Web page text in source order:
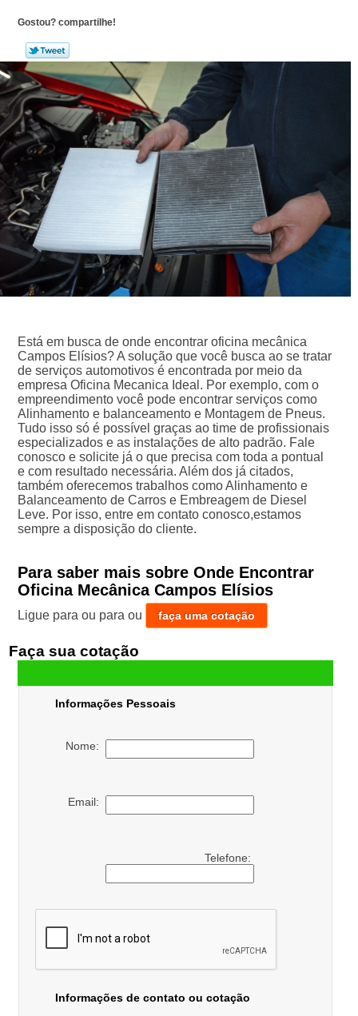
Gostou? compartilhe!
Está em busca de onde encontrar oficina mecânica
Campos Elísios? A solução que você busca ao se tratar
de serviços automotivos é encontrada por meio da
empresa Oficina Mecanica Ideal. Por exemplo, com o
empreendimento você pode encontrar serviços como
Alinhamento e balanceamento e Montagem de Pneus.
Tudo isso só é possível graças ao time de profissionais
especializados e as instalações de alto padrão. Fale
conosco e solicite já o que precisa com toda a pontual
e com resultado necessária. Além dos já citados,
também oferecemos trabalhos como Alinhamento e
Balanceamento de Carros e Embreagem de Diesel
Leve. Por isso, entre em contato conosco,estamos
sempre a disposição do cliente.
Para saber mais sobre Onde Encontrar
Oficina Mecânica Campos Elísios
Ligue para ou para ou faça uma cotação
Faça sua cotação
Informações Pessoais
Nome:
Email:
Telefone:
Informações de contato ou cotação